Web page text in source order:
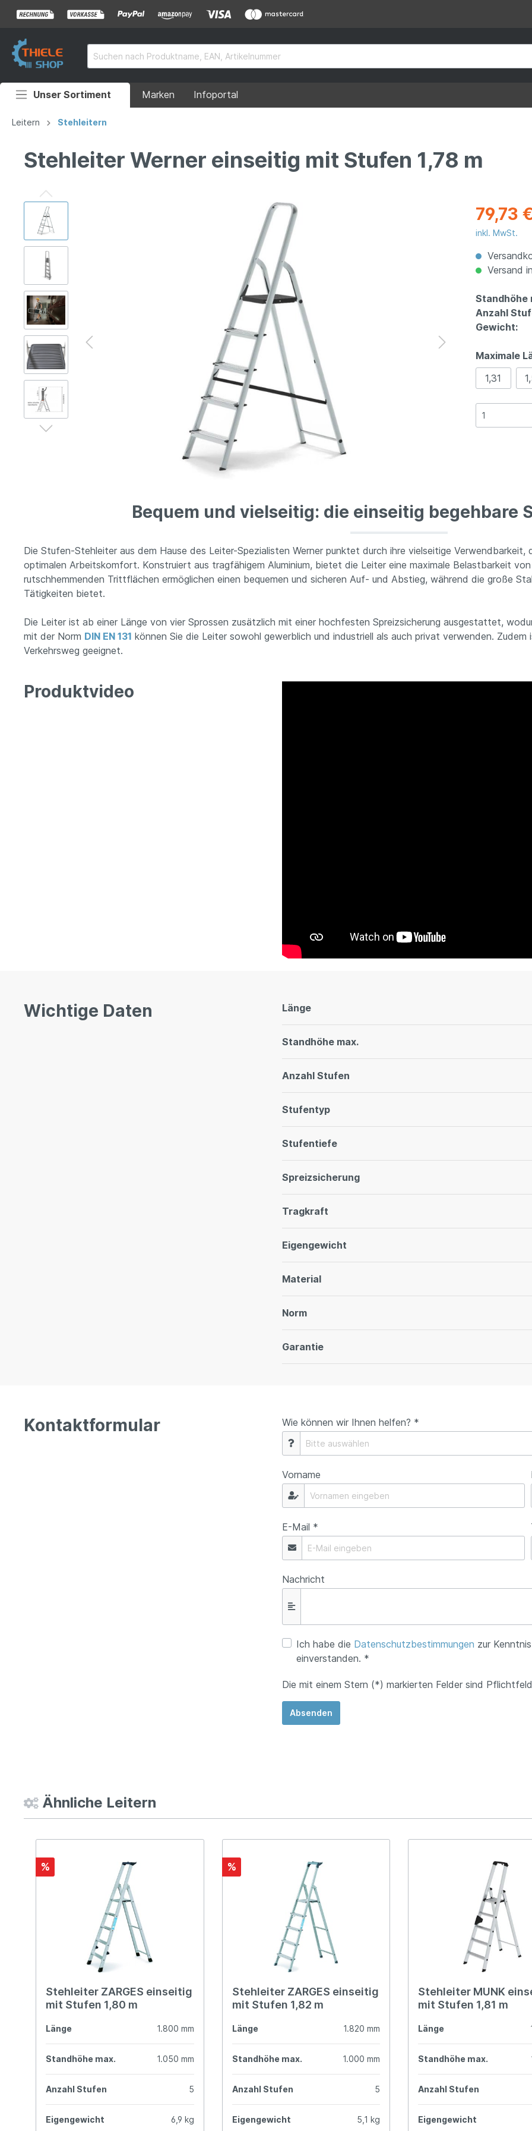
Unser Sortiment Marken Infoportal
Auffahrrampen
Rollstuhlrampen
Absperrtechnik
Leitern
Lagertechnik
Hubgeräte
Lkw-Enteisung
Zubehör
Leitern Stehleitern
Stehleiter Werner einseitig mit Stufen 1,78 m
79,73
inkl. MwSt.
Versand
Standhöhe
Anzahl
Gewicht:
Maximale
1,31
Bequem und vielseitig: die einseitig begehbare
Die Stufen-Stehleiter aus dem Hause des Leiter-Spezialisten Werner punktet durch ihre vielseitige
optimalen Arbeitskomfort. Konstruiert aus tragfähigem Aluminium, bietet die Leiter eine maximale Belastbarkeit
rutschhemmenden Trittflächen ermöglichen einen bequemen und sicheren Auf- und Abstieg, während die große
Tätigkeiten bietet.
Die Leiter ist ab einer Länge von vier Sprossen zusätzlich mit einer hochfesten Spreizsicherung ausgestattet,
mit der Norm DIN EN 131 können Sie die Leiter sowohl gewerblich und industriell als auch privat verwenden. Zudem
Verkehrsweg geeignet.
Produktvideo
Wichtige Daten Länge
Standhöhe max.
Anzahl Stufen
Stufentyp
Stufentiefe
Spreizsicherung
Tragkraft
Eigengewicht
Material
Norm
Garantie
Kontaktformular Wie können wir Ihnen helfen? *
Vorname
E-Mail *
Nachricht
Ich habe die Datenschutzbestimmungen zur
einverstanden. *
Die mit einem Stern (*) markierten Felder sind
Absenden
Ähnliche Leitern
%
Stehleiter ZARGES einseitig
mit Stufen 1,80 m
Länge 1.800 mm
Standhöhe max. 1.050 mm
Anzahl Stufen 5
Eigengewicht 6,9 kg
%
Stehleiter ZARGES einseitig
mit Stufen 1,82 m
Länge 1.820 mm
Standhöhe max. 1.000 mm
Anzahl Stufen 5
Eigengewicht 5,1 kg
Stehleiter MUNK
mit Stufen 1,81 m
Länge
Standhöhe max.
Anzahl Stufen
Eigengewicht